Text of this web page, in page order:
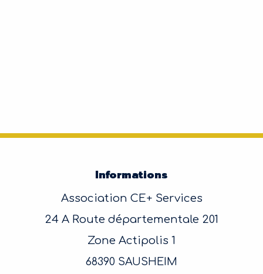
Informations
Association CE+ Services
24 A Route départementale 201
Zone Actipolis 1
68390 SAUSHEIM